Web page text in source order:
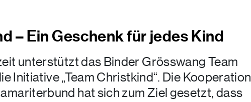
– Ein Geschenk für jedes Kind
unterstützt das Binder Grösswang Team
Initiative „Team Christkind“. Die Kooperation
hat sich zum Ziel gesetzt, dass